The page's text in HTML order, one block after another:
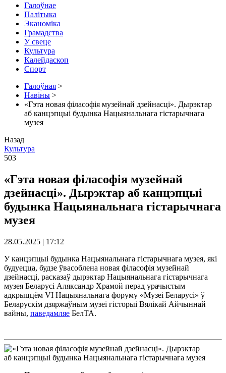
Галоўнае
Палітыка
Эканоміка
Грамадства
У свеце
Культура
Калейдаскоп
Спорт
Галоўная >
Навіны >
«Гэта новая філасофія музейнай дзейнасці». Дырэктар
аб канцэпцыі будынка Нацыянальнага гістарычнага
музея
Назад
Культура
503
«Гэта новая філасофія музейнай
дзейнасці». Дырэктар аб канцэпцыі
будынка Нацыянальнага гістарычнага
музея
28.05.2025 | 17:12
У канцэпцыі будынка Нацыянальнага гістарычнага музея, які
будуецца, будзе ўвасоблена новая філасофія музейнай
дзейнасці, расказаў дырэктар Нацыянальнага гістарычнага
музея Беларусі Аляксандр Храмой перад урачыстым
адкрыццём VI Нацыянальнага форуму «Музеі Беларусі» ў
Беларускім дзяржаўным музеі гісторыі Вялікай Айчыннай
вайны, паведамляе БелТА.